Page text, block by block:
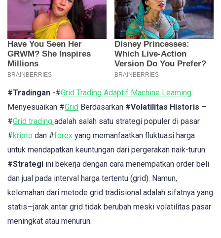
#Tradingan -#Grid Trading Adaptif Machine Learning:
Menyesuaikan #Grid Berdasarkan #Volatilitas Historis –
#Grid trading adalah salah satu strategi populer di pasar
#kripto dan #forex yang memanfaatkan fluktuasi harga
untuk mendapatkan keuntungan dari pergerakan naik-turun.
#Strategi ini bekerja dengan cara menempatkan order beli
dan jual pada interval harga tertentu (grid). Namun,
kelemahan dari metode grid tradisional adalah sifatnya yang
statis—jarak antar grid tidak berubah meski volatilitas pasar
meningkat atau menurun.